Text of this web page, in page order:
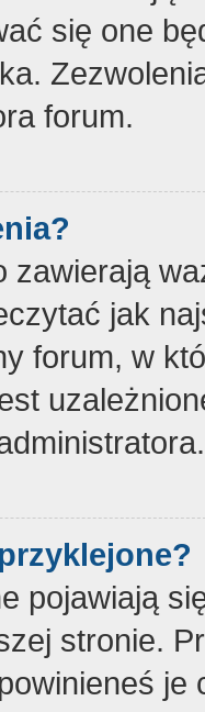
się one
forum.
zawierają
jak
forum, w
pojawiają
stronie.
je